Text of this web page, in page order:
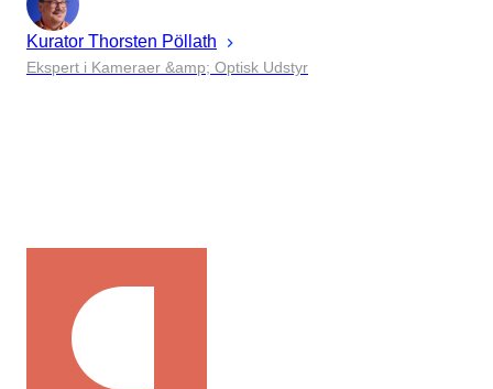
Kurator Thorsten Pöllath
Ekspert i Kameraer &amp; Optisk Udstyr